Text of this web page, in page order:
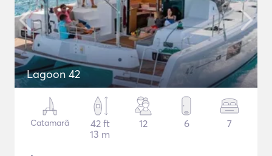
Lagoon 42
Catamarã
42 ft
13 m
12 6 7